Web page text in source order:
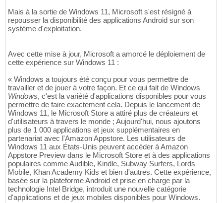
Mais à la sortie de Windows 11, Microsoft s'est résigné à
repousser la disponibilité des applications Android sur son
système d'exploitation.
Avec cette mise à jour, Microsoft a amorcé le déploiement de
cette expérience sur Windows 11 :
« Windows a toujours été conçu pour vous permettre de
travailler et de jouer à votre façon. Et ce qui fait de Windows
Windows, c'est la variété d'applications disponibles pour vous
permettre de faire exactement cela. Depuis le lancement de
Windows 11, le Microsoft Store a attiré plus de créateurs et
d'utilisateurs à travers le monde ; Aujourd'hui, nous ajoutons
plus de 1 000 applications et jeux supplémentaires en
partenariat avec l'Amazon Appstore. Les utilisateurs de
Windows 11 aux États-Unis peuvent accéder à Amazon
Appstore Preview dans le Microsoft Store et à des applications
populaires comme Audible, Kindle, Subway Surfers, Lords
Mobile, Khan Academy Kids et bien d'autres. Cette expérience,
basée sur la plateforme Android et prise en charge par la
technologie Intel Bridge, introduit une nouvelle catégorie
d'applications et de jeux mobiles disponibles pour Windows.